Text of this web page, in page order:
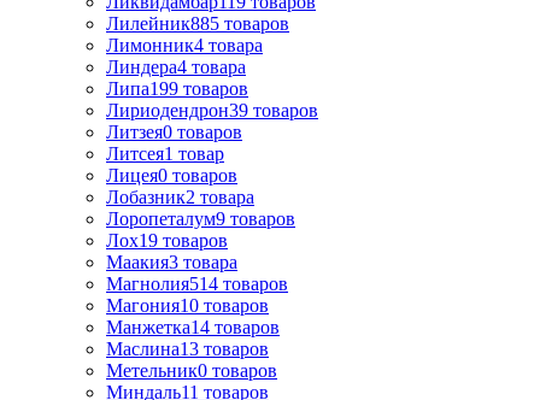
Лилейник885 товаров
Лимонник4 товара
Линдера4 товара
Липа199 товаров
Лириодендрон39 товаров
Литзея0 товаров
Литсея1 товар
Лицея0 товаров
Лобазник2 товара
Лоропеталум9 товаров
Лох19 товаров
Маакия3 товара
Магнолия514 товаров
Магония10 товаров
Манжетка14 товаров
Маслина13 товаров
Метельник0 товаров
Миндаль11 товаров